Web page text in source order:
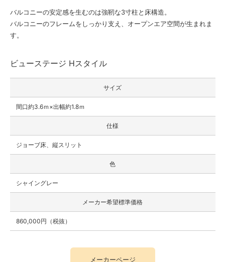
バルコニーの安定感を生むのは強靭な3寸柱と床構造。
バルコニーのフレームをしっかり支え、オープンエア空間が生まれま
す。
ビューステージ Hスタイル
サイズ
間口約3.6ｍ×出幅約1.8ｍ
仕様
ジョーブ床、縦スリット
色
シャイングレー
メーカー希望標準価格
860,000円（税抜）
メーカーページ